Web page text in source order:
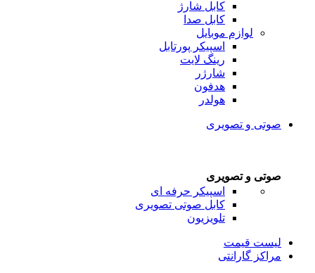
کابل شارژ
کابل صدا
لوازم موبایل
اسپیکر پورتابل
رینگ لایت
شارژر
هدفون
هولدر
صوتی و تصویری
صوتی و تصویری
اسپیکر حرفه ای
کابل صوتی تصویری
تلویزیون
لیست قیمت
مراکز گارانتی